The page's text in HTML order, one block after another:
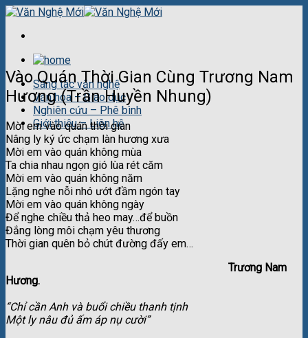
Skip
content
Sáng tác văn nghệ
Văn hóa – Giáo dục
Nghiên cứu – Phê bình
Giới thiệu – Liên hệ
Vào Quán Thời Gian Cùng Trương Nam
Hương (Trần Huyền Nhung)
Mời em vào quán thời gian
Nâng ly ký ức chạm làn hương xưa
Mời em vào quán không mùa
Ta chia nhau ngọn gió lùa rét căm
Mời em vào quán không năm
Lặng nghe nỗi nhó ướt đầm ngón tay
Mời em vào quán không ngày
Để nghe chiều thả heo may…để buồn
Đắng lòng môi chạm yêu thương
Thời gian quên bỏ chút đường đấy em…
Trương Nam
Hương.
“Chỉ cần Anh và buổi chiều thanh tịnh
Một ly nâu đủ ấm áp nụ cười”